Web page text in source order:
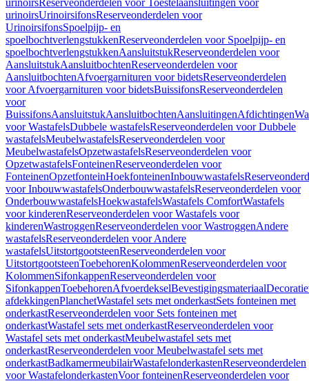
urinoirsReserveonderdelen voor Toestelaansluitingen voor
urinoirsUrinoirsifonsReserveonderdelen voor
UrinoirsifonsSpoelpijp- en
spoelbochtverlengstukkenReserveonderdelen voor Spoelpijp- en
spoelbochtverlengstukkenAansluitstukReserveonderdelen voor
AansluitstukAansluitbochtenReserveonderdelen voor
AansluitbochtenAfvoergarnituren voor bidetsReserveonderdelen
voor Afvoergarnituren voor bidetsBuissifonsReserveonderdelen
voor
BuissifonsAansluitstukAansluitbochtenAansluitingenAfdichtingen
voor WastafelsDubbele wastafelsReserveonderdelen voor Dubbele
wastafelsMeubelwastafelsReserveonderdelen voor
MeubelwastafelsOpzetwastafelsReserveonderdelen voor
OpzetwastafelsFonteinenReserveonderdelen voor
FonteinenOpzetfonteinHoekfonteinenInbouwwastafels
voor InbouwwastafelsOnderbouwwastafelsReserveonderdelen voor
OnderbouwwastafelsHoekwastafelsWastafels ComfortWastafels
voor kinderenReserveonderdelen voor Wastafels voor
kinderenWastroggenReserveonderdelen voor WastroggenAndere
wastafelsReserveonderdelen voor Andere
wastafelsUitstortgootsteenReserveonderdelen voor
UitstortgootsteenToebehorenKolommenReserveonderdelen voor
KolommenSifonkappenReserveonderdelen voor
SifonkappenToebehorenAfvoerdekselBevestigingsmateriaal
afdekkingenPlanchetWastafel sets met onderkastSets fonteinen met
onderkastReserveonderdelen voor Sets fonteinen met
onderkastWastafel sets met onderkastReserveonderdelen voor
Wastafel sets met onderkastMeubelwastafel sets met
onderkastReserveonderdelen voor Meubelwastafel sets met
onderkastBadkamermeubilairWastafelonderkastenReserveonderdelen
voor WastafelonderkastenVoor fonteinenReserveonderdelen voor